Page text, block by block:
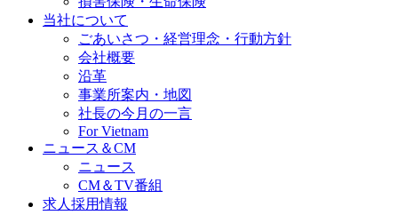
当社について
ごあいさつ・経営理念・行動方針
会社概要
沿革
事業所案内・地図
社長の今月の一言
For Vietnam
ニュース＆CM
ニュース
CM＆TV番組
求人採用情報